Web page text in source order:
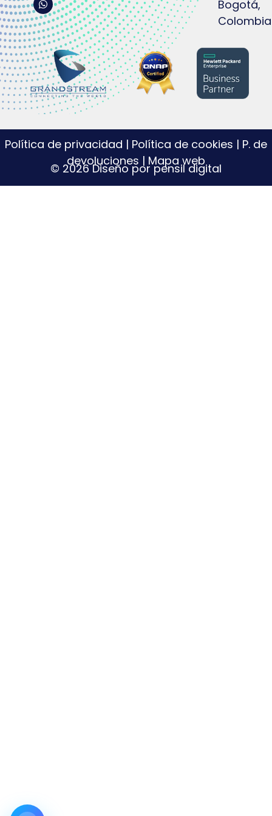
Bogotá,
Colombia
Política de privacidad | Política de cookies | P. de
devoluciones | Mapa web
© 2026 Diseño por pensil digital